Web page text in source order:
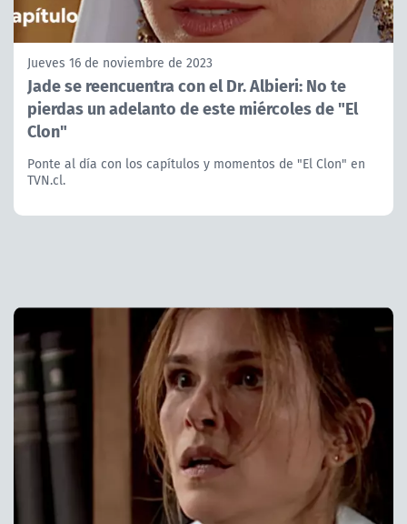
Jueves 16 de noviembre de 2023
Jade se reencuentra con el Dr. Albieri: No te
pierdas un adelanto de este miércoles de "El
Clon"
Ponte al día con los capítulos y momentos de "El Clon" en
TVN.cl.